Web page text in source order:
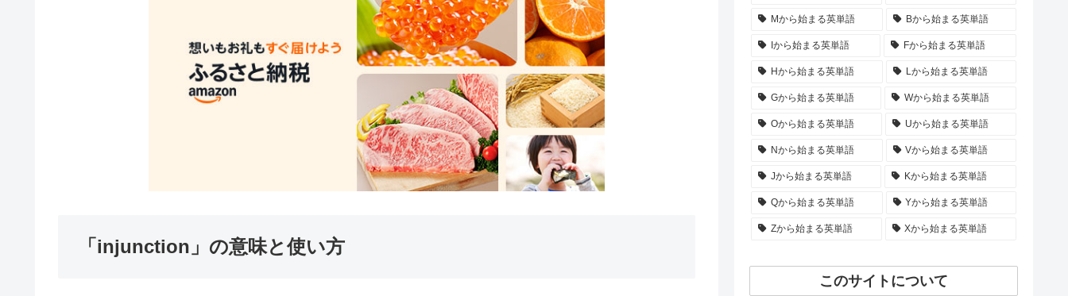
「injunction」の意味と使い方
Mから始まる英単語 Bから始まる英単語
Iから始まる英単語 Fから始まる英単語
Hから始まる英単語 Lから始まる英単語
Gから始まる英単語 Wから始まる英単語
Oから始まる英単語 Uから始まる英単語
Nから始まる英単語 Vから始まる英単語
Jから始まる英単語 Kから始まる英単語
Qから始まる英単語 Yから始まる英単語
Zから始まる英単語 Xから始まる英単語
このサイトについて